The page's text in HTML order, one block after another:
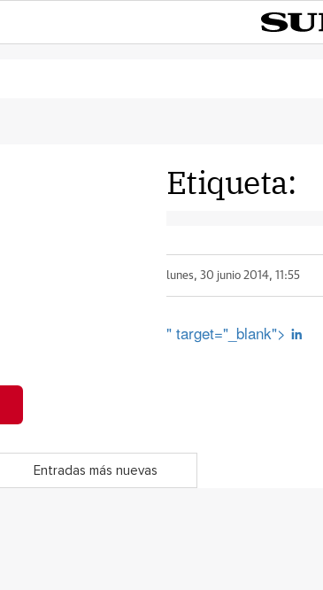
Etiqueta:
lunes, 30 junio 2014, 11:55
" target="_blank">
Entradas más nuevas